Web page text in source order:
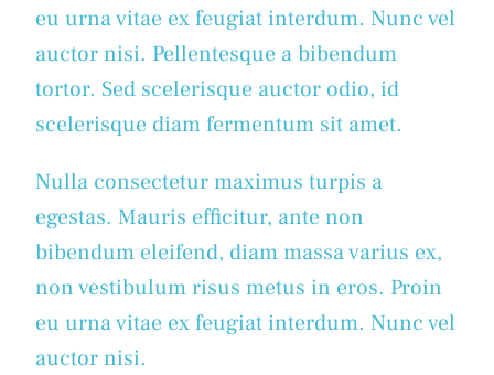
eu urna vitae ex feugiat interdum. Nunc vel
auctor nisi. Pellentesque a bibendum
tortor. Sed scelerisque auctor odio, id
scelerisque diam fermentum sit amet.
Nulla consectetur maximus turpis a
egestas. Mauris efficitur, ante non
bibendum eleifend, diam massa varius ex,
non vestibulum risus metus in eros. Proin
eu urna vitae ex feugiat interdum. Nunc vel
auctor nisi.